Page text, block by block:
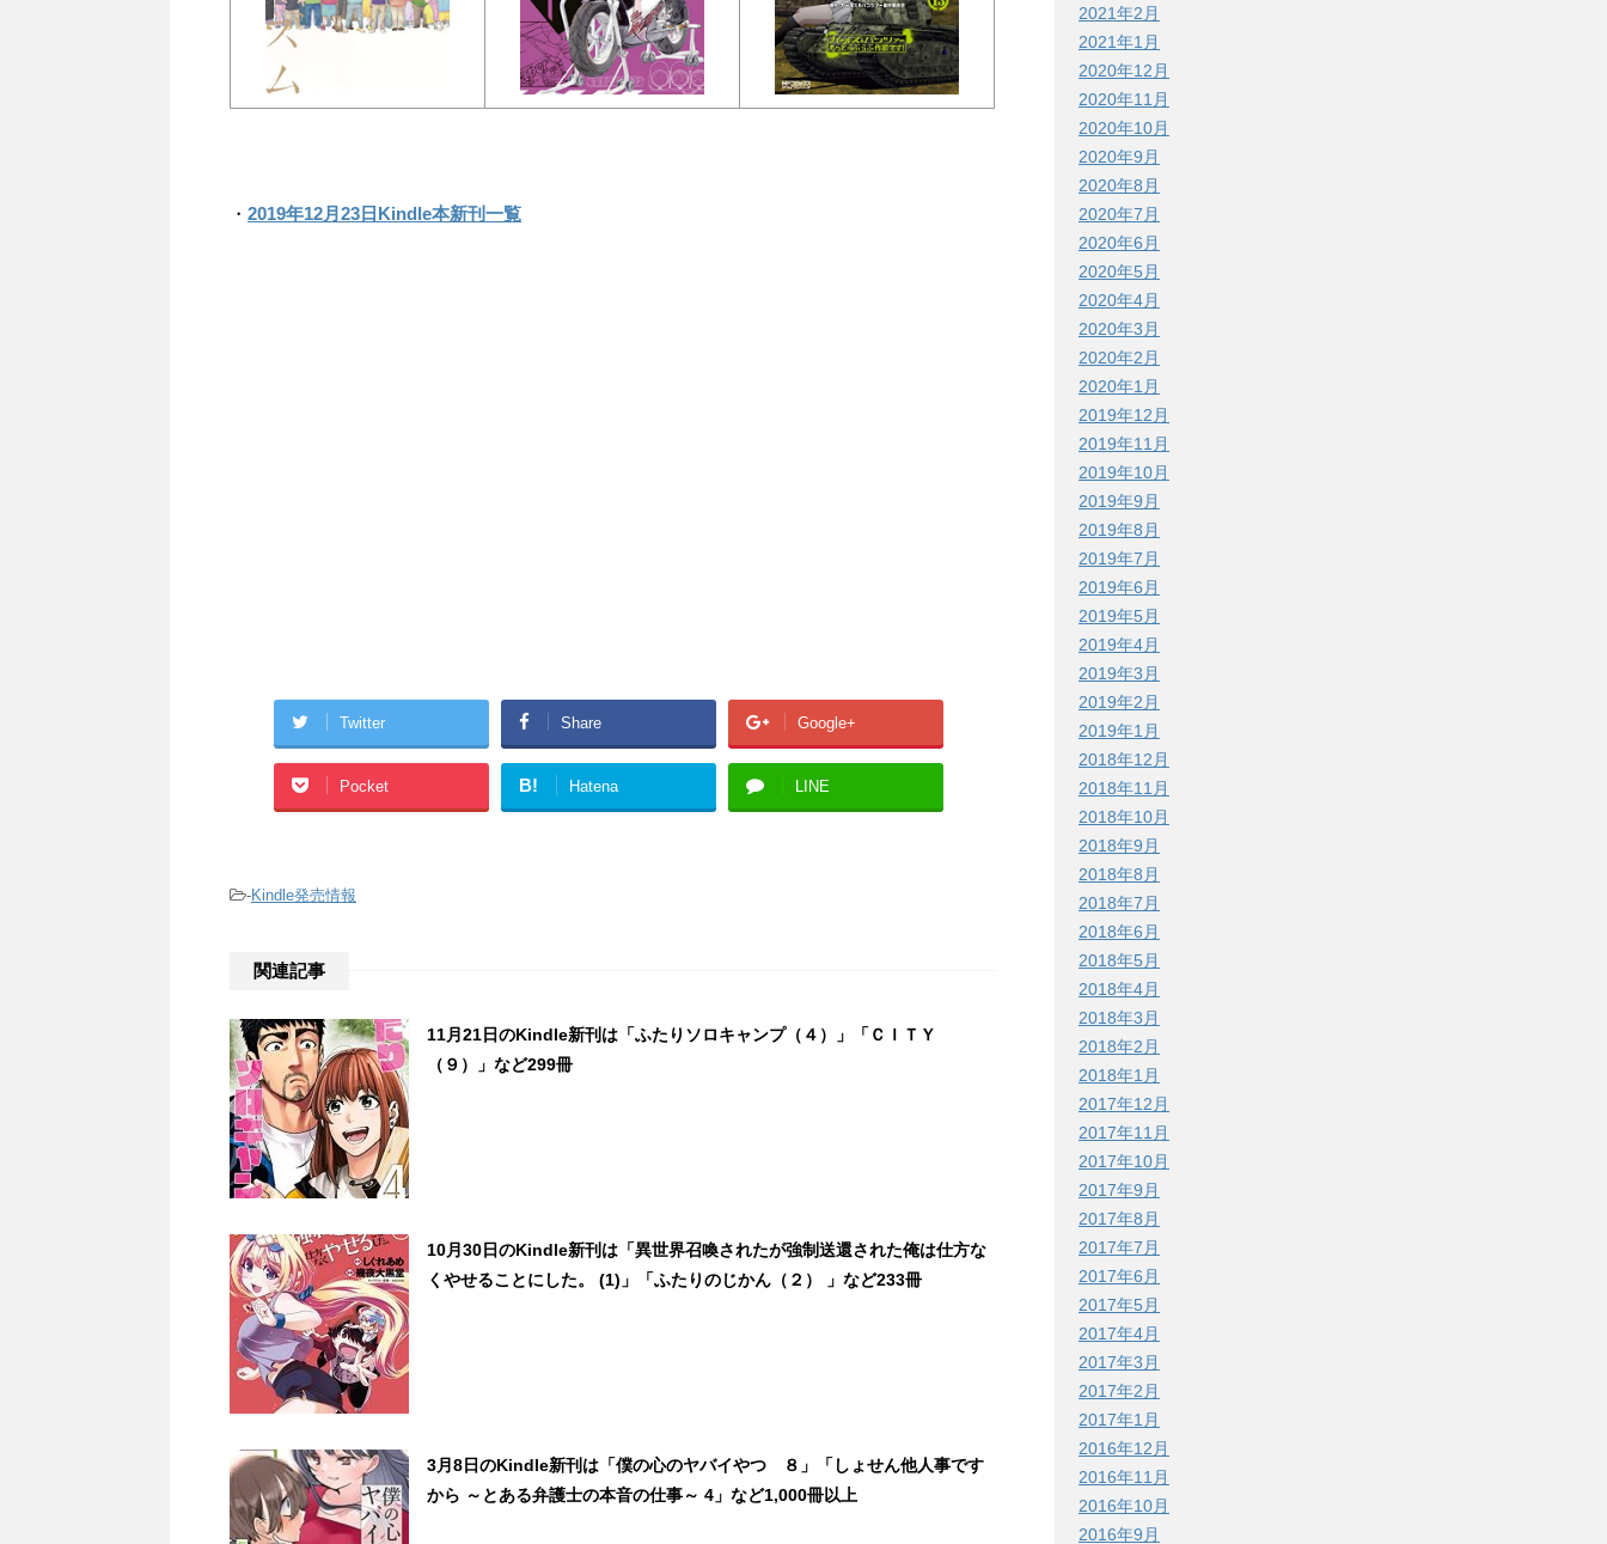
・ 2019年12月23日Kindle本新刊一覧
Twitter Share Google+
Pocket B! Hatena LINE
-Kindle発売情報
関連記事
11月21日のKindle新刊は「ふたりソロキャンプ（４）」「ＣＩＴＹ
（９）」など299冊
10月30日のKindle新刊は「異世界召喚されたが強制送還された俺は仕方な
くやせることにした。 (1)」「ふたりのじかん（２） 」など233冊
3月8日のKindle新刊は「僕の心のヤバイやつ ８」「しょせん他人事です
から ～とある弁護士の本音の仕事～ 4」など1,000冊以上
2021年2月
2021年1月
2020年12月
2020年11月
2020年10月
2020年9月
2020年8月
2020年7月
2020年6月
2020年5月
2020年4月
2020年3月
2020年2月
2020年1月
2019年12月
2019年11月
2019年10月
2019年9月
2019年8月
2019年7月
2019年6月
2019年5月
2019年4月
2019年3月
2019年2月
2019年1月
2018年12月
2018年11月
2018年10月
2018年9月
2018年8月
2018年7月
2018年6月
2018年5月
2018年4月
2018年3月
2018年2月
2018年1月
2017年12月
2017年11月
2017年10月
2017年9月
2017年8月
2017年7月
2017年6月
2017年5月
2017年4月
2017年3月
2017年2月
2017年1月
2016年12月
2016年11月
2016年10月
2016年9月